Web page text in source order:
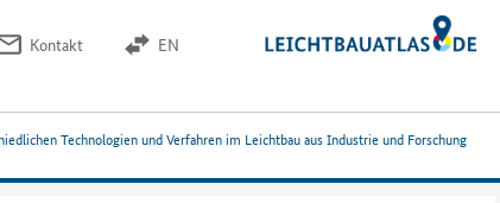
Technologien und Verfahren im Leichtbau aus Industrie und Forschung
Kontakt EN